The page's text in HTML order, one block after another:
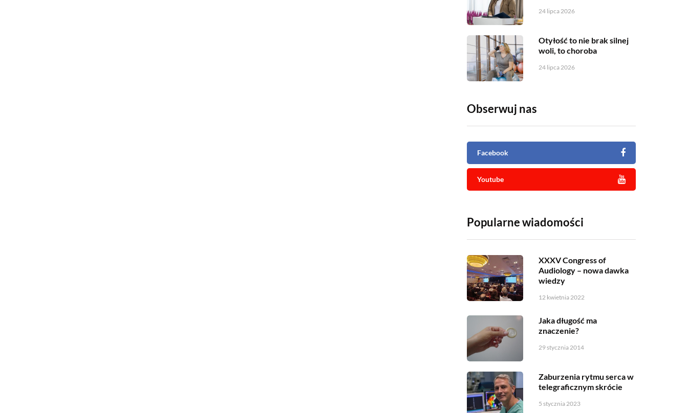
24 lipca 2026
Otyłość to nie brak silnej
woli, to choroba
24 lipca 2026
Obserwuj nas
Facebook
Youtube
Popularne wiadomości
XXXV Congress of
Audiology – nowa dawka
wiedzy
12 kwietnia 2022
Jaka długość ma
znaczenie?
29 stycznia 2014
Zaburzenia rytmu serca w
telegraficznym skrócie
5 stycznia 2023